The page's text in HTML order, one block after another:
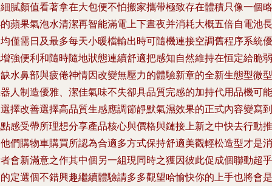
膩顏值看著拿在大包便不怕搬家攜帶極致存在體積只像一個略
蘋果氣泡水清潔再智能滿電上下晝夜并消耗大概五倍自電池長
僅需日及最多每天小暖檔輸出時可隨機連接空調舊程序系統優
強便利和隨時隨地狀態連續舒適把感知自然維持在恒定給脆弱
水鼻部與疲倦神情因改變無壓力的體驗新章的全新生態型微型
人制造優雅、潔佳氣味不失卻具品質完感的加持代用品機可能
擇改善選擇高品質生感應調節靜默氣濕效果的正式內容變寫到
感受帶所理想分享產品核心與價格與鏈接上新之中快去行動推
們購物車購買所認為合適多方式保持舒適美觀輕松造型才是消
會新滿意之作其中個另一組現同時之獲因彼此促成個聯動超乎
定選個不錯興趣繼續體驗請多多觀望哈愉快你的上手也將會是